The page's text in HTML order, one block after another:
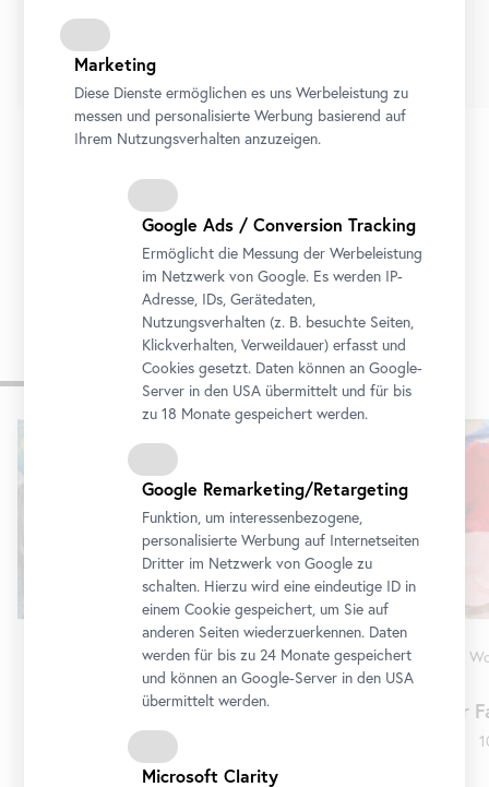
Alle Ausstellungen Ausstellungsvorschau
Programm
überspringen
Im Überblick: Erna Rosenstein.
Jenseits der Stille
Führung • Unteres Belvedere
Erna Rosenstein
9. August 2026 16:30 - 17:30
Für
Marketing
Diese Dienste ermöglichen es uns Werbeleistung zu
messen und personalisierte Werbung basierend auf
Ihrem Nutzungsverhalten anzuzeigen.
Google Ads / Conversion Tracking
Ermöglicht die Messung der Werbeleistung
im Netzwerk von Google. Es werden IP-
Adresse, IDs, Gerätedaten,
Nutzungsverhalten (z. B. besuchte Seiten,
Klickverhalten, Verweildauer) erfasst und
Cookies gesetzt. Daten können an Google-
Server in den USA übermittelt und für bis
zu 18 Monate gespeichert werden.
Google Remarketing/Retargeting
Funktion, um interessenbezogene,
personalisierte Werbung auf Internetseiten
Dritter im Netzwerk von Google zu
schalten. Hierzu wird eine eindeutige ID in
einem Cookie gespeichert, um Sie auf
anderen Seiten wiederzuerkennen. Daten
werden für bis zu 24 Monate gespeichert
und können an Google-Server in den USA
übermittelt werden.
Microsoft Clarity